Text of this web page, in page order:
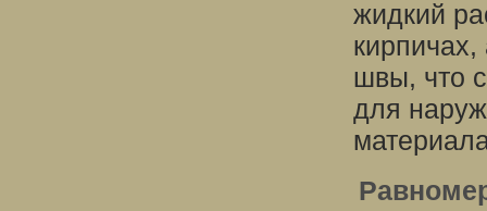
жидкий
кирпичах,
швы, что
для